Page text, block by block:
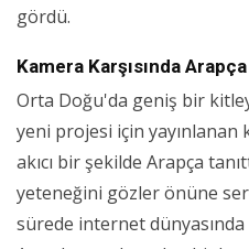
gördü.
Kamera Karşısında
Orta Doğu'da geniş bir
yeni projesi için yayınlanan
akıcı bir şekilde Arapça
yeteneğini gözler önüne
sürede internet dünyasında